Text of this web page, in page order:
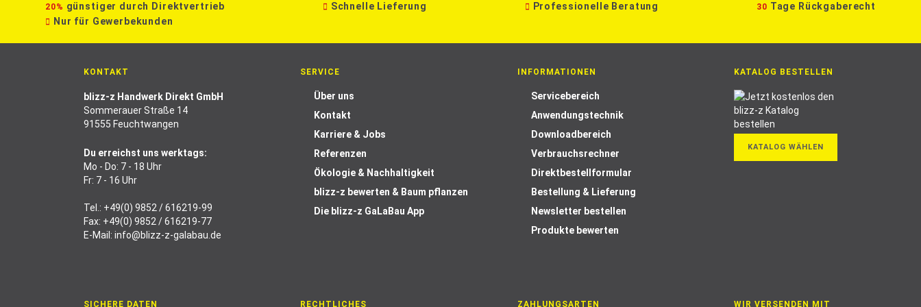
20% günstiger durch Direktvertrieb Schnelle Lieferung Professionelle Beratung 30 Tage Rückgaberecht
Nur für Gewerbekunden
KONTAKT
blizz-z Handwerk Direkt GmbH
Sommerauer Straße 14
91555 Feuchtwangen
Du erreichst uns werktags:
Mo - Do: 7 - 18 Uhr
Fr: 7 - 16 Uhr
Tel.: +49(0) 9852 / 616219-99
Fax: +49(0) 9852 / 616219-77
E-Mail: info@blizz-z-galabau.de
SERVICE
Über uns
Kontakt
Karriere & Jobs
Referenzen
Ökologie & Nachhaltigkeit
blizz-z bewerten & Baum pflanzen
Die blizz-z GaLaBau App
INFORMATIONEN
Servicebereich
Anwendungstechnik
Downloadbereich
Verbrauchsrechner
Direktbestellformular
Bestellung & Lieferung
Newsletter bestellen
Produkte bewerten
KATALOG BESTELLEN
KATALOG WÄHLEN
SICHERE DATEN RECHTLICHES ZAHLUNGSARTEN WIR VERSENDEN MIT